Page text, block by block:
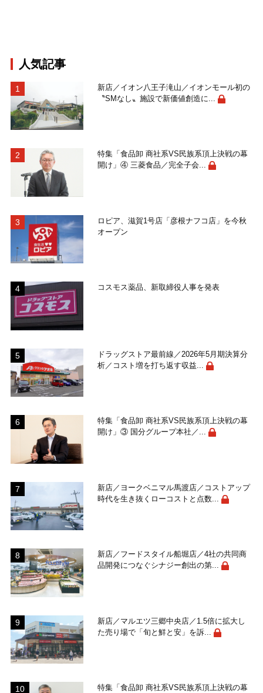
人気記事
新店／イオン八王子滝山／イオンモール初の
〝SMなし〟施設で新価値創造に...
特集「食品卸 商社系VS民族系頂上決戦の幕
開け」④ 三菱食品／完全子会...
ロピア、滋賀1号店「彦根ナフコ店」を今秋
オープン
コスモス薬品、新取締役人事を発表
ドラッグストア最前線／2026年5月期決算分
析／コスト増を打ち返す収益...
特集「食品卸 商社系VS民族系頂上決戦の幕
開け」③ 国分グループ本社／...
新店／ヨークベニマル馬渡店／コストアップ
時代を生き抜くローコストと点数...
新店／フードスタイル船堀店／4社の共同商
品開発につなぐシナジー創出の第...
新店／マルエツ三郷中央店／1.5倍に拡大し
た売り場で「旬と鮮と安」を訴...
特集「食品卸 商社系VS民族系頂上決戦の幕